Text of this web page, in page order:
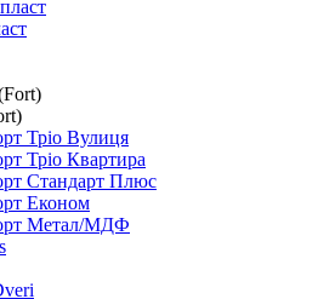
Тріо Вулиця
Тріо Квартира
Стандарт Плюс
Економ
Метал/МДФ